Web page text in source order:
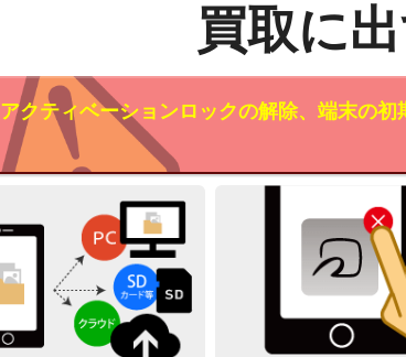
買取に
アクティベーションロックの解除、端末の